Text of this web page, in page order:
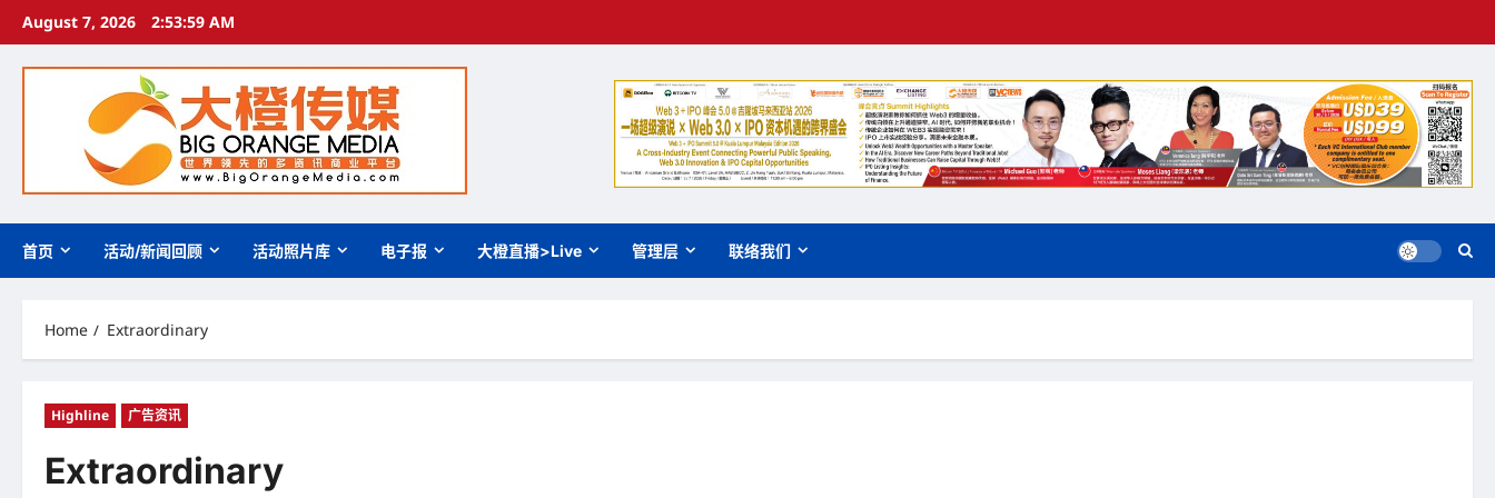
Skip
content
August 7, 2026 2:54:00 AM
首页 活动/新闻回顾 活动照片库 电子报 大橙直播>Live 管理层 联络我们
Home Extraordinary
Highline 广告资讯
Extraordinary